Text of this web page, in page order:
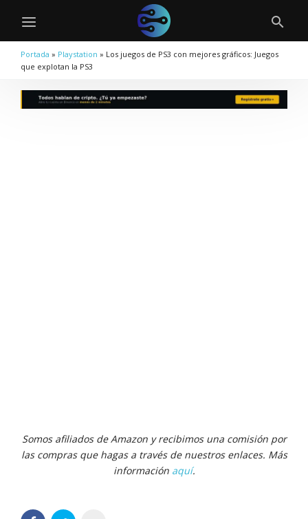
Portada » Playstation » Los juegos de PS3 con mejores gráficos: Juegos
que explotan la PS3
Somos afiliados de Amazon y recibimos una comisión por
las compras que hagas a través de nuestros enlaces. Más
información aquí.